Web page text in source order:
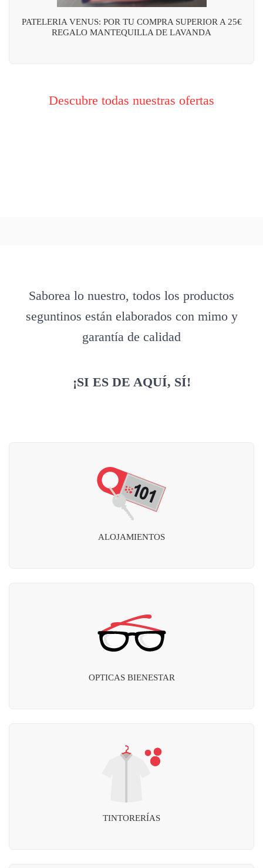
PATELERIA VENUS: POR TU COMPRA SUPERIOR A 25€
REGALO MANTEQUILLA DE LAVANDA
Descubre todas nuestras ofertas
Saborea lo nuestro, todos los productos
seguntinos están elaborados con mimo y
garantía de calidad
¡SI ES DE AQUÍ, SÍ!
ALOJAMIENTOS
OPTICAS BIENESTAR
TINTORERÍAS